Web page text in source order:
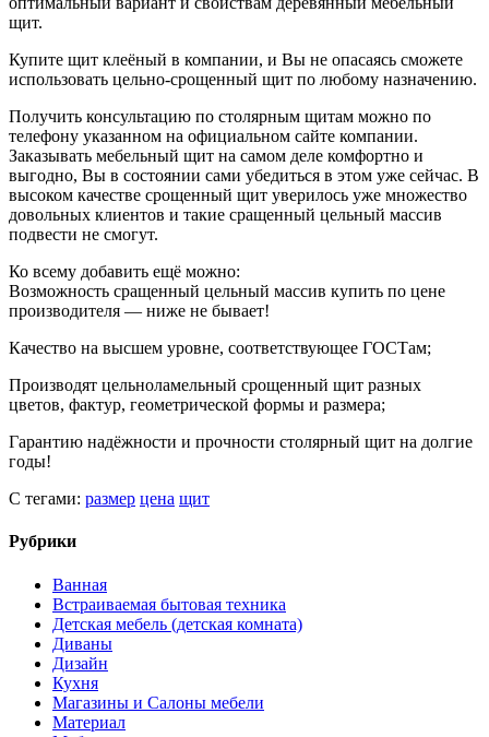
щит.
Купите щит клеёный в компании, и Вы не опасаясь сможете
использовать цельно-срощенный щит по любому назначению.
Получить консультацию по столярным щитам можно по
телефону указанном на официальном сайте компании.
Заказывать мебельный щит на самом деле комфортно и
выгодно, Вы в состоянии сами убедиться в этом уже сейчас. В
высоком качестве срощенный щит уверилось уже множество
довольных клиентов и такие сращенный цельный массив
подвести не смогут.
Ко всему добавить ещё можно:
Возможность сращенный цельный массив купить по цене
производителя — ниже не бывает!
Качество на высшем уровне, соответствующее ГОСТам;
Производят цельноламельный срощенный щит разных
цветов, фактур, геометрической формы и размера;
Гарантию надёжности и прочности столярный щит на долгие
годы!
С тегами: размер цена щит
Рубрики
Ванная
Встраиваемая бытовая техника
Детская мебель (детская комната)
Диваны
Дизайн
Кухня
Магазины и Салоны мебели
Материал